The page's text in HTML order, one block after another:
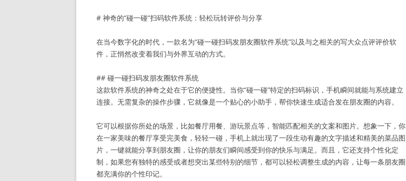
# 神奇的“碰一碰”扫码软件系统：轻松玩转评价与分享
在当今数字化的时代，一款名为“碰一碰扫码发朋友圈软件系统”以及与之相关的写大众点评评价软
件，正悄然改变着我们与外界互动的方式。
## 碰一碰扫码发朋友圈软件系统
这款软件系统的神奇之处在于它的便捷性。当你“碰一碰”特定的扫码标识，手机瞬间就能与系统建立
连接。无需复杂的操作步骤，它就像是一个贴心的小助手，帮你快速生成适合发在朋友圈的内容。
它可以根据你所处的场景，比如餐厅用餐、游玩景点等，智能匹配相关的文案和图片。想象一下，你
在一家美味的餐厅享受完美食，轻轻一碰，手机上就出现了一段生动有趣的文字描述和精美的菜品图
片，一键就能分享到朋友圈，让你的朋友们瞬间感受到你的快乐与满足。而且，它还支持个性化定
制，如果您有独特的感受或者想突出某些特别的细节，都可以轻松调整生成的内容，让每一条朋友圈
都充满你的个性印记。